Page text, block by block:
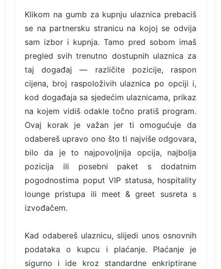
Klikom na gumb za kupnju ulaznica prebaciš
se na partnersku stranicu na kojoj se odvija
sam izbor i kupnja. Tamo pred sobom imaš
pregled svih trenutno dostupnih ulaznica za
taj događaj — različite pozicije, raspon
cijena, broj raspoloživih ulaznica po opciji i,
kod događaja sa sjedećim ulaznicama, prikaz
na kojem vidiš odakle točno pratiš program.
Ovaj korak je važan jer ti omogućuje da
odabereš upravo ono što ti najviše odgovara,
bilo da je to najpovoljnija opcija, najbolja
pozicija ili posebni paket s dodatnim
pogodnostima poput VIP statusa, hospitality
lounge pristupa ili meet & greet susreta s
izvođačem.
Kad odabereš ulaznicu, slijedi unos osnovnih
podataka o kupcu i plaćanje. Plaćanje je
sigurno i ide kroz standardne enkriptirane